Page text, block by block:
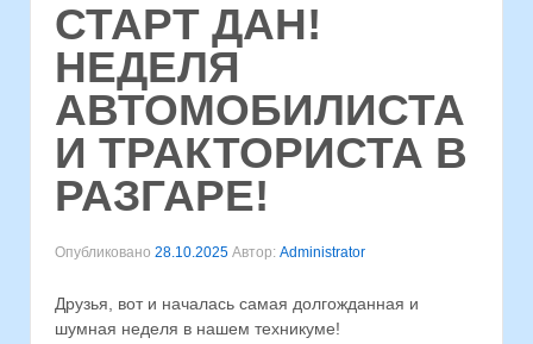
СТАРТ ДАН!
НЕДЕЛЯ
АВТОМОБИЛИСТА
И ТРАКТОРИСТА В
РАЗГАРЕ!
Опубликовано 28.10.2025 Автор: Administrator
Друзья, вот и началась самая долгожданная и
шумная неделя в нашем техникуме!